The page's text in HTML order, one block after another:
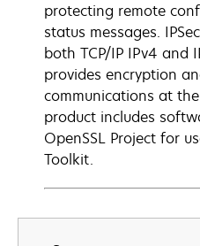
protecting remote
status messages.
both TCP/IP IPv4 and
provides encryption
communications at
product includes
OpenSSL Project for
Toolkit.